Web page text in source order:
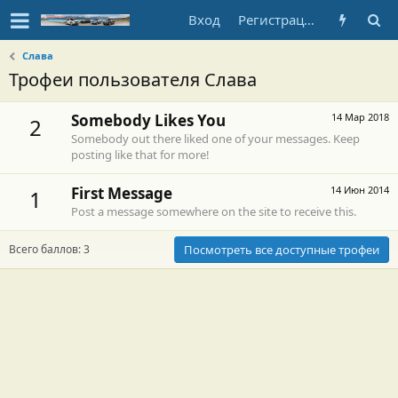
Вход Регистрация
Слава
Трофеи пользователя Слава
2 14 Мар 2018
Somebody Likes You
Somebody out there liked one of your messages. Keep
posting like that for more!
1 14 Июн 2014
First Message
Post a message somewhere on the site to receive this.
Всего баллов: 3 Посмотреть все доступные трофеи